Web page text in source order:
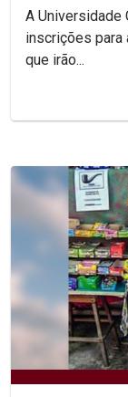
A Universidade
inscrições
que irão...